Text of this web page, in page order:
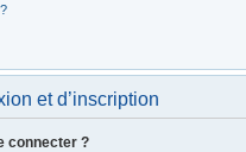
et d’inscription
connecter ?